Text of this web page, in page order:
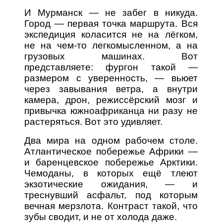
И Мурманск — не забег в никуда.
Город — первая точка маршрута. Вся
экспедиция коласится не на лёгком,
не на чем-то легкомысленном, а на
грузовых машинах. Вот
представляете: фургон такой —
размером с уверенность, — вьюет
через завывания ветра, а внутри
камера, дрон, режиссёрский мозг и
привычка южноафриканца ни разу не
растеряться. Вот это удивляет.
Два мира на одном рабочем столе.
Атлантическое побережье Африки —
и баренцевское побережье Арктики.
Чемоданы, в которых ещё тлеют
экзотические ожидания, — и
треснувший асфальт, под которым
вечная мерзлота. Контраст такой, что
зубы сводит, и не от холода даже.